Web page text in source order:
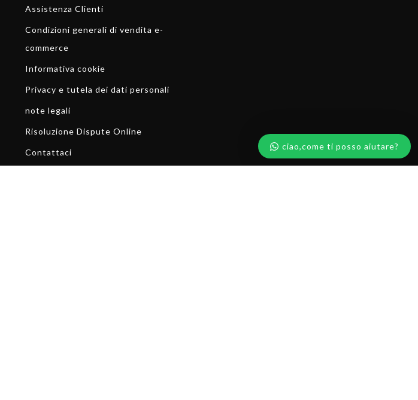
Assistenza Clienti
Condizioni generali di vendita e-
commerce
Informativa cookie
Privacy e tutela dei dati personali
note legali
Risoluzione Dispute Online
Contattaci
ciao,come ti posso aiutare?